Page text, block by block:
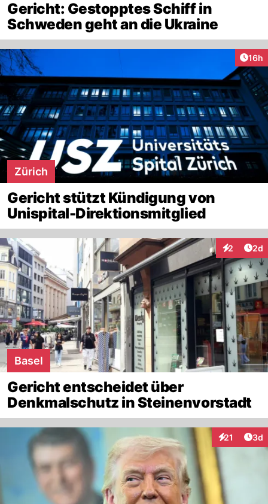
Gericht: Gestopptes Schiff in
Schweden geht an die Ukraine
16h
Zürich
Gericht stützt Kündigung von
Unispital-Direktionsmitglied
2 2d
Basel
Gericht entscheidet über
Denkmalschutz in Steinenvorstadt
21
Interaktionen
3d